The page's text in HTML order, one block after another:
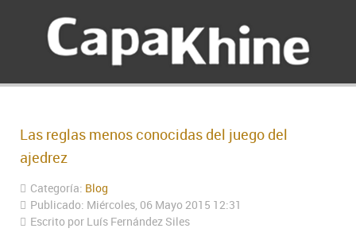
Las reglas menos conocidas del juego del
ajedrez
Categoría: Blog
Publicado: Miércoles, 06 Mayo 2015 12:31
Escrito por Luís Fernández Siles